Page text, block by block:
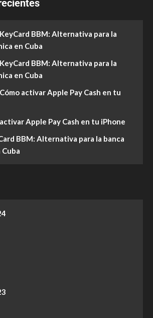
KeyCard BBM: Alternativa para la
en Cuba
KeyCard BBM: Alternativa para la
en Cuba
Cómo activar Apple Pay Cash en tu
Apple Pay Cash en tu iPhone
BBM: Alternativa para la banca